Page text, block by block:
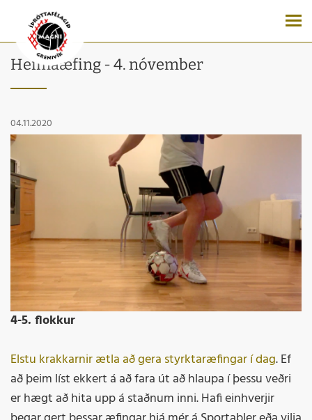
Heimaæfing - 4. nóvember
04.11.2020
4-5. flokkur
Elstu krakkarnir ætla að gera styrktaræfingar í dag. Ef
að þeim líst ekkert á að fara út að hlaupa í þessu veðri
er hægt að hita upp á staðnum inni. Hafi einhverjir